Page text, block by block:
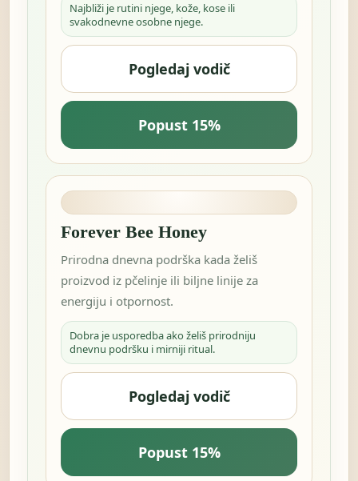
Najbliži je rutini njege, kože, kose ili
svakodnevne osobne njege.
Pogledaj vodič
Popust 15%
Forever Bee Honey
Prirodna dnevna podrška kada želiš
proizvod iz pčelinje ili biljne linije za
energiju i otpornost.
Dobra je usporedba ako želiš prirodniju
dnevnu podršku i mirniji ritual.
Pogledaj vodič
Popust 15%